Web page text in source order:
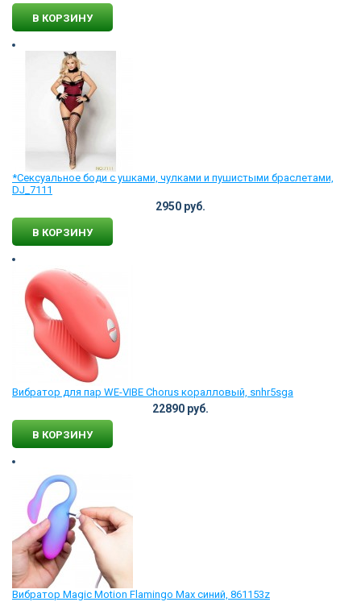
В КОРЗИНУ
*Сексуальное боди с ушками, чулками и пушистыми браслетами,
DJ_7111
2950 руб.
В КОРЗИНУ
Вибратор для пар WE-VIBE Chorus коралловый, snhr5sga
22890 руб.
В КОРЗИНУ
Вибратор Magic Motion Flamingo Max синий, 861153z